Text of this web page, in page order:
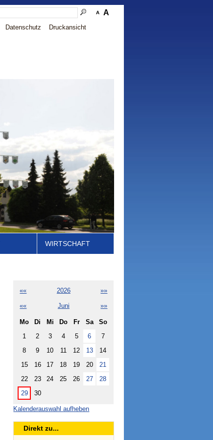
A A
Datenschutz Druckansicht
WIRTSCHAFT
«« 2026 »»
«« Juni »»
Mo Di Mi Do Fr Sa
So
1
2 3 4 5 6
7
8
9 10 11 12 13
14
15
16 17 18 19 20
21
22
23 24 25 26 27
28
29
30
Kalenderauswahl aufheben
Direkt zu...